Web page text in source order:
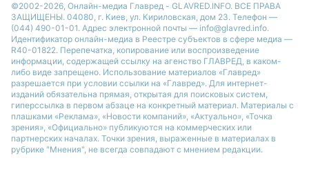
©2002-2026, Онлайн-медиа Главред - GLAVRED.INFO. ВСЕ ПРАВА
ЗАЩИЩЕНЫ. 04080, г. Киев, ул. Кириловская, дом 23. Телефон —
(044) 490-01-01. Адрес электронной почты — info@glavred.info.
Идентификатор онлайн-медиа в Реестре cубъектов в сфере медиа —
R40-01822. Перепечатка, копирование или воспроизведение
информации, содержащей ссылку на агенство ГЛАВРЕД, в каком-
либо виде запрещено. Использование материалов «Главред»
разрешается при условии ссылки на «Главред». Для интернет-
изданий обязательна прямая, открытая для поисковых систем,
гиперссылка в первом абзаце на конкретный материал. Материалы с
плашками «Реклама», «Новости компаний», «Актуально», «Точка
зрения», «Официально» публикуются на коммерческих или
партнерских началах. Точки зрения, выраженные в материалах в
рубрике "Мнения", не всегда совпадают с мнением редакции.